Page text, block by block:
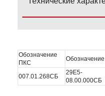
Обозначение
ПКС
Обозначение
007.01.268СБ
29Е5-
08.00.000СБ